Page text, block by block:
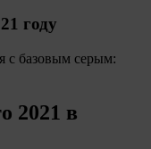
году
с базовым серым:
2021 в